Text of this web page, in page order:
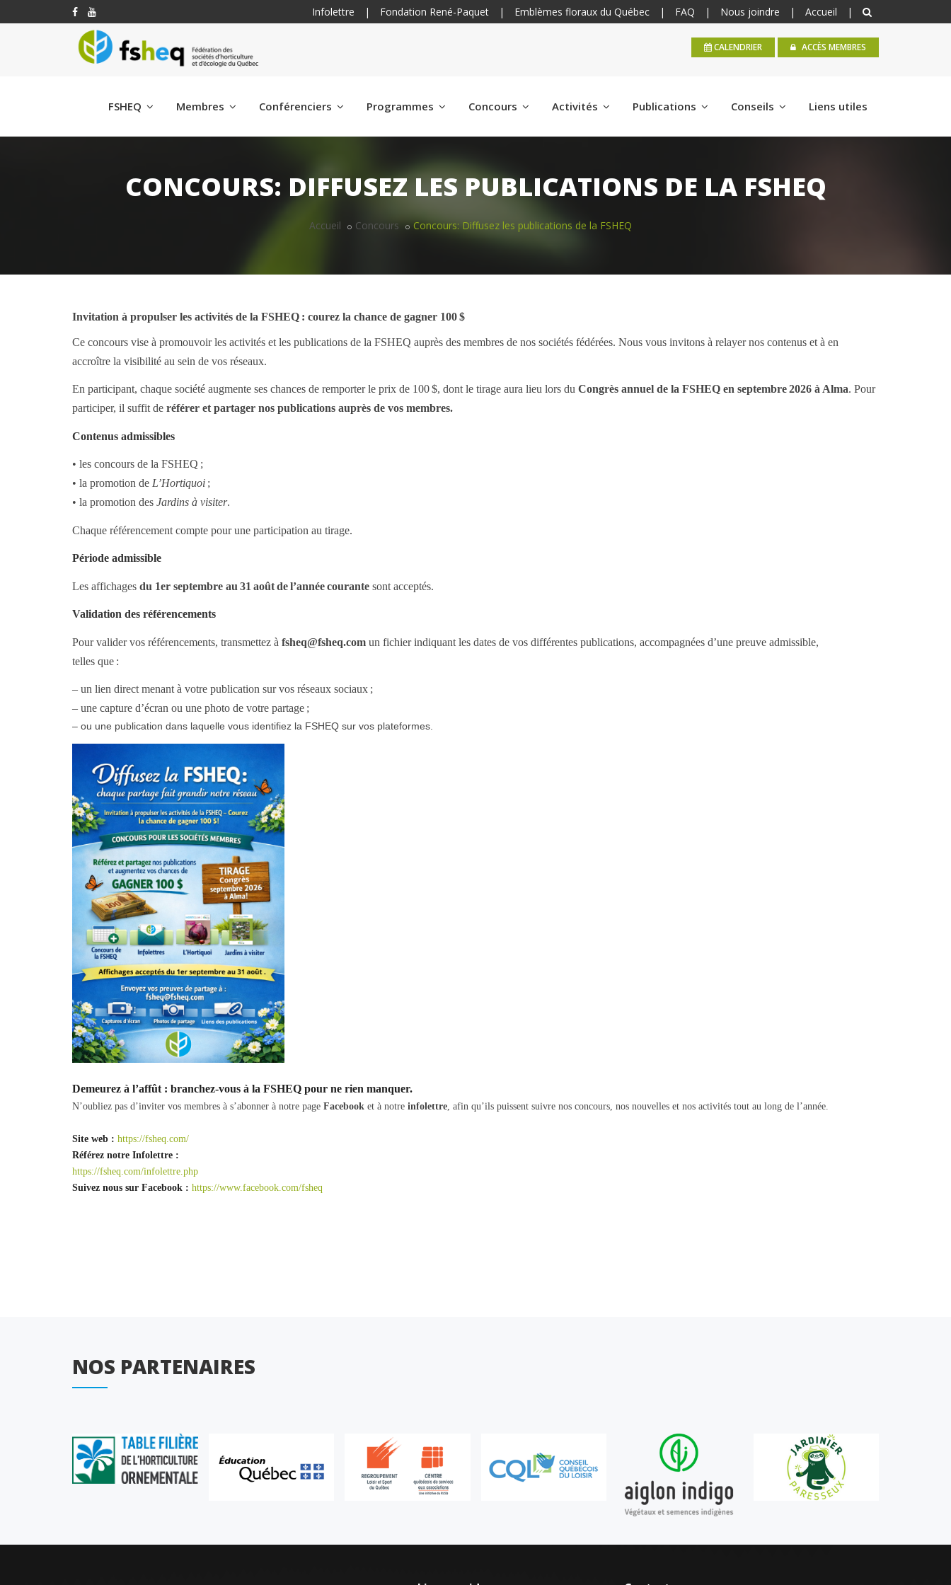
Infolettre | Fondation René-Paquet | Emblèmes floraux du Québec | FAQ | Nous joindre | Accueil |
CALENDRIER ACCÈS MEMBRES
FSHEQ Membres Conférenciers Programmes Concours Activités Publications Conseils Liens utiles
CONCOURS: DIFFUSEZ LES PUBLICATIONS DE LA FSHEQ
Accueil Concours Concours: Diffusez les publications de la FSHEQ
Invitation à propulser les activités de la FSHEQ : courez la chance de gagner 100 $
Ce concours vise à promouvoir les activités et les publications de la FSHEQ auprès des membres de nos sociétés fédérées. Nous vous invitons à relayer nos contenus et à en
accroître la visibilité au sein de vos réseaux.
En participant, chaque société augmente ses chances de remporter le prix de 100 $, dont le tirage aura lieu lors du Congrès annuel de la FSHEQ en septembre 2026 à Alma. Pour
participer, il suffit de référer et partager nos publications auprès de vos membres.
Contenus admissibles
• les concours de la FSHEQ ;
• la promotion de L’Hortiquoi ;
• la promotion des Jardins à visiter.
Chaque référencement compte pour une participation au tirage.
Période admissible
Les affichages du 1er septembre au 31 août de l’année courante sont acceptés.
Validation des référencements
Pour valider vos référencements, transmettez à fsheq@fsheq.com un fichier indiquant les dates de vos différentes publications, accompagnées d’une preuve admissible,
telles que :
– un lien direct menant à votre publication sur vos réseaux sociaux ;
– une capture d’écran ou une photo de votre partage ;
– ou une publication dans laquelle vous identifiez la FSHEQ sur vos plateformes.
Demeurez à l’affût : branchez-vous à la FSHEQ pour ne rien manquer.
N’oubliez pas d’inviter vos membres à s’abonner à notre page Facebook et à notre infolettre , afin qu’ils puissent suivre nos concours, nos nouvelles et nos activités tout au long de l’année.
Site web : https://fsheq.com/
Référez notre Infolettre :
https://fsheq.com/infolettre.php
Suivez nous sur Facebook : https://www.facebook.com/fsheq
NOS PARTENAIRES